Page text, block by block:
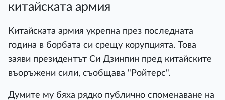
китайската армия
Китайската армия укрепна през последната
година в борбата си срещу корупцията. Това
заяви президентът Си Дзинпин пред китайските
въоръжени сили, съобщава "Ройтерс".
Думите му бяха рядко публично споменаване на